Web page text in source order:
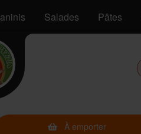
Salades Pâtes
À emporter